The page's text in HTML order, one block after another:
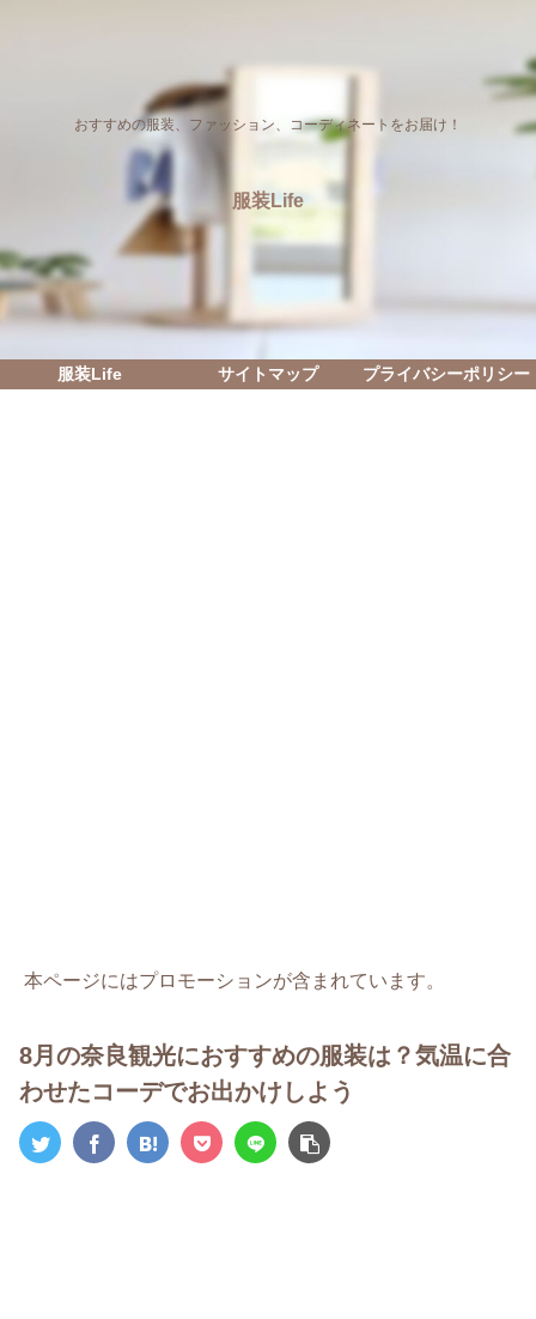
おすすめの服装、ファッション、コーディネートをお届け！
服装Life
服装Life サイトマップ プライバシーポリシー
本ページにはプロモーションが含まれています。
8月の奈良観光におすすめの服装は？気温に合
わせたコーデでお出かけしよう